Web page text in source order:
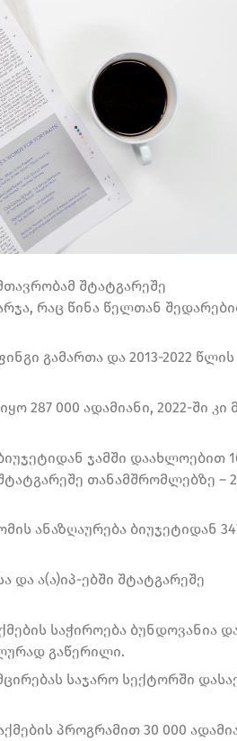
შტატგარეშე
რაც წინა წელთან
გამართა და 2013-2022 წლის
287 000 ადამიანი, 2022-ში კი
ჯამში დაახლოებით
თანამშრომლებზე –
ანაზღაურება ბიუჯეტიდან
და ა(ა)იპ-ებში შტატგარეშე
საჭიროება ბუნდოვანია
გაწერილი.
საჯარო სექტორში
პროგრამით 30 000